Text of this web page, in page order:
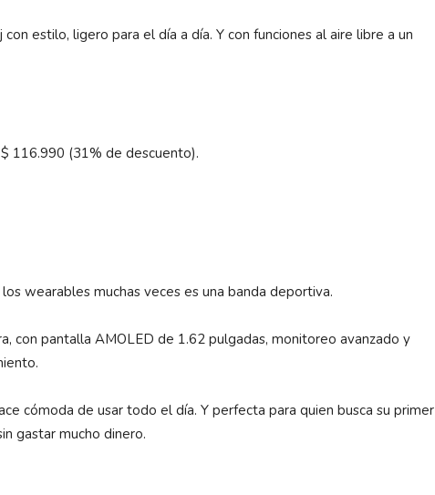
estilo, ligero para el día a día. Y con funciones al aire libre a un
116.990 (31% de descuento).
wearables muchas veces es una banda deportiva.
con pantalla AMOLED de 1.62 pulgadas, monitoreo avanzado y
cómoda de usar todo el día. Y perfecta para quien busca su primer
gastar mucho dinero.